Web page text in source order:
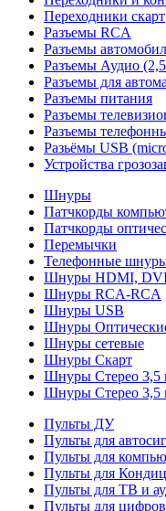
Переходники скарт
Разъемы RCA
Разъемы
Разъемы Аудио
Разъемы для
Разъемы питания
Разъемы
Разъемы
Разьёмы USB
Устройства
Шнуры
Патчкорды
Патчкорды
Перемычки
Телефонные
Шнуры HDMI,
Шнуры RCA-RCA
Шнуры USB
Шнуры
Шнуры сетевые
Шнуры Скарт
Шнуры Стерео 3,5
Шнуры Стерео 3,5
Пульты ДУ
Пульты для
Пульты для
Пульты для
Пульты для ТВ и
Пульты для